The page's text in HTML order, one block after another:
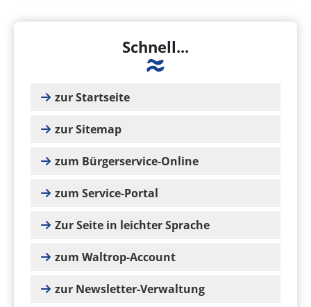
Schnell...
zur Startseite
zur Sitemap
zum Bürgerservice-Online
zum Service-Portal
Zur Seite in leichter Sprache
zum Waltrop-Account
zur Newsletter-Verwaltung